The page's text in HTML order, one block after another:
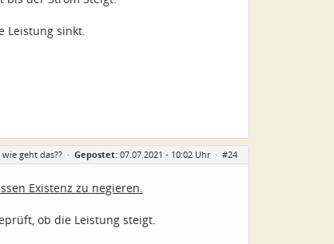
Leistung sinkt.
geht das?? · Gepostet: 07.07.2021 - 10:02 Uhr · #24
Existenz zu negieren.
ob die Leistung steigt.